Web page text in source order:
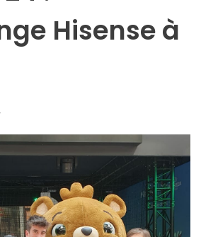
Hisense à